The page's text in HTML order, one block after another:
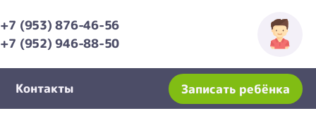
+7 (953) 876-46-56
+7 (952) 946-88-50
Контакты Записать ребёнка